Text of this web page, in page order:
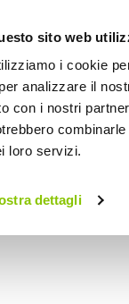
sito web
i cookie
analizzare il
con i nostri
loro servizi.
dettagli
BICI